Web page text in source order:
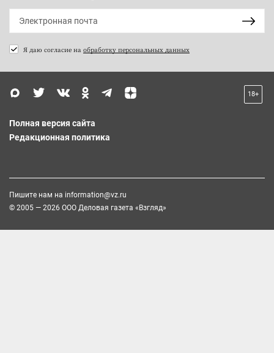
Я даю согласие на обработку персональных данных
18+
Полная версия сайта
Редакционная политика
Пишите нам на information@vz.ru
© 2005 — 2026 ООО Деловая газета «Взгляд»